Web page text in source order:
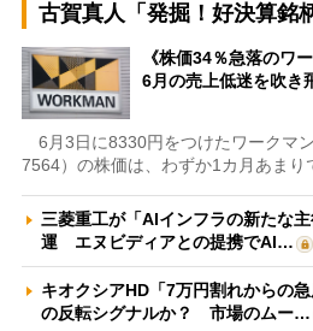
古賀真人「発掘！好決算銘
《株価34％急落のワ
6月の売上低迷を吹
6月3日に8330円をつけたワークマ
7564）の株価は、わずか1カ月あま
三菱重工が「AIインフラの新たな
運 エヌビディアとの提携でAI…
キオクシアHD「7万円割れからの
の反転シグナルか？ 市場のムー…